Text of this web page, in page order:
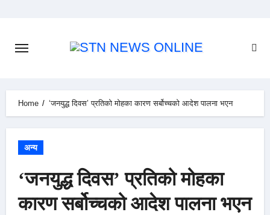
Home ‘जनयुद्ध दिवस’ प्रतिको मोहका कारण सर्बोच्चको आदेश पालना भएन
अन्य
‘जनयुद्ध दिवस’ प्रतिको मोहका
कारण सर्बोच्चको आदेश पालना भएन